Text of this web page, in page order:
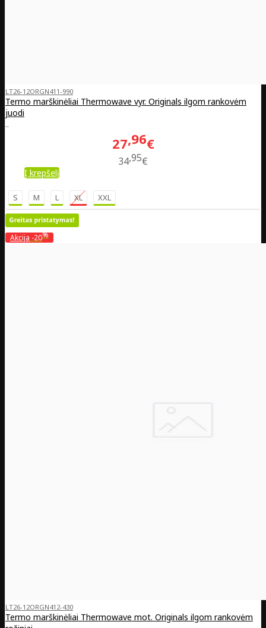
LT26-12ORGN411-990
Termo marškinėliai Thermowave vyr. Originals ilgom rankovėm
juodi
..
27 96€
3495€
Į krepšelį
S M L XL XXL
Akcija -20%
LT26-12ORGN412-430
Termo marškinėliai Thermowave mot. Originals ilgom rankovėm